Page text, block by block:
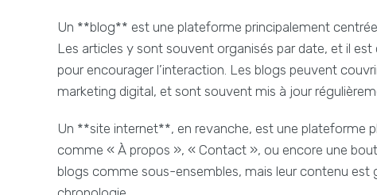
Un **blog** est une plateforme principalement
Les articles y sont souvent organisés par date, et il
pour encourager l’interaction. Les blogs peuvent
marketing digital, et sont souvent mis à jour
Un **site internet**, en revanche, est une plateforme
comme « À propos », « Contact », ou encore une
blogs comme sous-ensembles, mais leur contenu est